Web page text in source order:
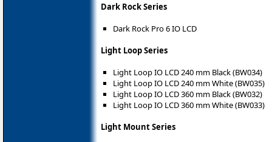
Dark Rock Series
Dark Rock Pro 6 IO LCD
Light Loop Series
Light Loop IO LCD 240 mm Black (BW034)
Light Loop IO LCD 240 mm White (BW035)
Light Loop IO LCD 360 mm Black (BW032)
Light Loop IO LCD 360 mm White (BW033)
Light Mount Series